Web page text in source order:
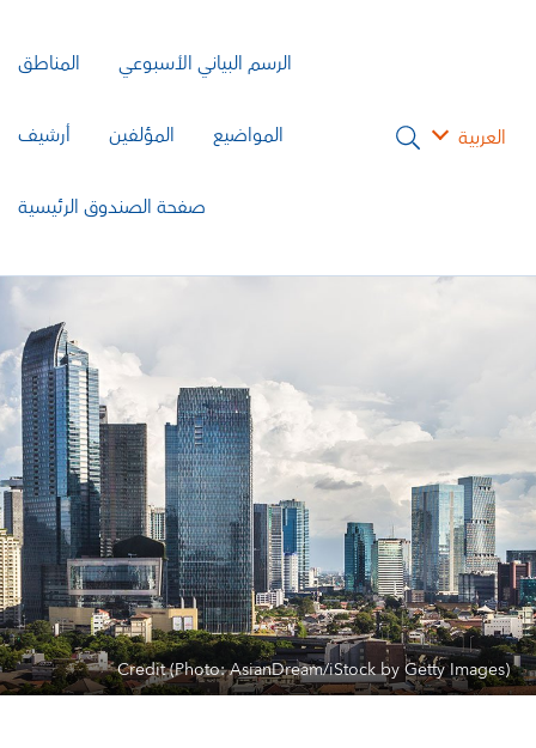
العربية
الرسم البياني الأسبوعي المناطق
المواضيع المؤلفين أرشيف
صفحة الصندوق الرئيسية
Credit (Photo: AsianDream/iStock by Getty Images)